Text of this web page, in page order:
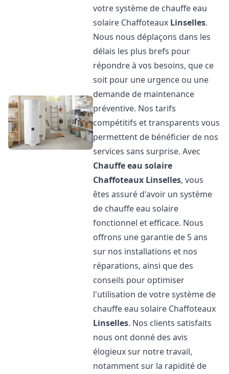
votre système de chauffe eau
solaire Chaffoteaux Linselles.
Nous nous déplaçons dans les
délais les plus brefs pour
répondre à vos besoins, que ce
soit pour une urgence ou une
demande de maintenance
préventive. Nos tarifs
compétitifs et transparents vous
permettent de bénéficier de nos
services sans surprise. Avec
Chauffe eau solaire
Chaffoteaux Linselles, vous
êtes assuré d'avoir un système
de chauffe eau solaire
fonctionnel et efficace. Nous
offrons une garantie de 5 ans
sur nos installations et nos
réparations, ainsi que des
conseils pour optimiser
l'utilisation de votre système de
chauffe eau solaire Chaffoteaux
Linselles. Nos clients satisfaits
nous ont donné des avis
élogieux sur notre travail,
notamment sur la rapidité de